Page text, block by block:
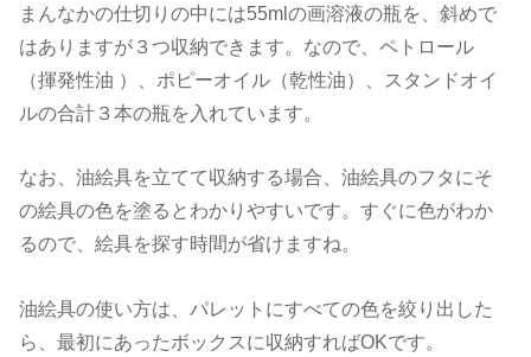
まんなかの仕切りの中には55mlの画溶液の瓶を、斜めで
はありますが３つ収納できます。なので、ペトロール
（揮発性油 ）、ポピーオイル（乾性油）、スタンドオイ
ルの合計３本の瓶を入れています。
なお、油絵具を立てて収納する場合、油絵具のフタにそ
の絵具の色を塗るとわかりやすいです。すぐに色がわか
るので、絵具を探す時間が省けますね。
油絵具の使い方は、パレットにすべての色を絞り出した
ら、最初にあったボックスに収納すればOKです。